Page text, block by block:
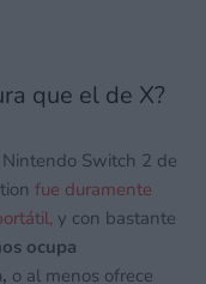
que el de X?
Switch 2 de
fue duramente
y con bastante
ocupa
o al menos ofrece